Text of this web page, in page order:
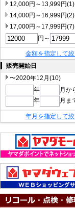
12,000円～13,999円(1)
14,000円～16,999円(2)
17,000円～17,999円(7)
円～
金額を指定して
販売開始日
〜2020年12月(10)
年
月か
年
月ま
年月を指定して